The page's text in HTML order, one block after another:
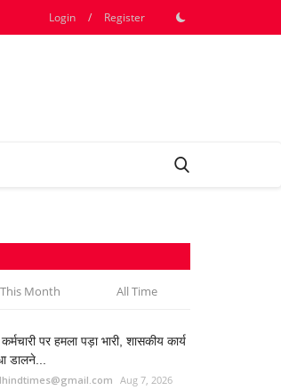
Login / Register
This Month All Time
पर हमला पड़ा भारी, शासकीय कार्य
डालने...
Aug 7, 2026